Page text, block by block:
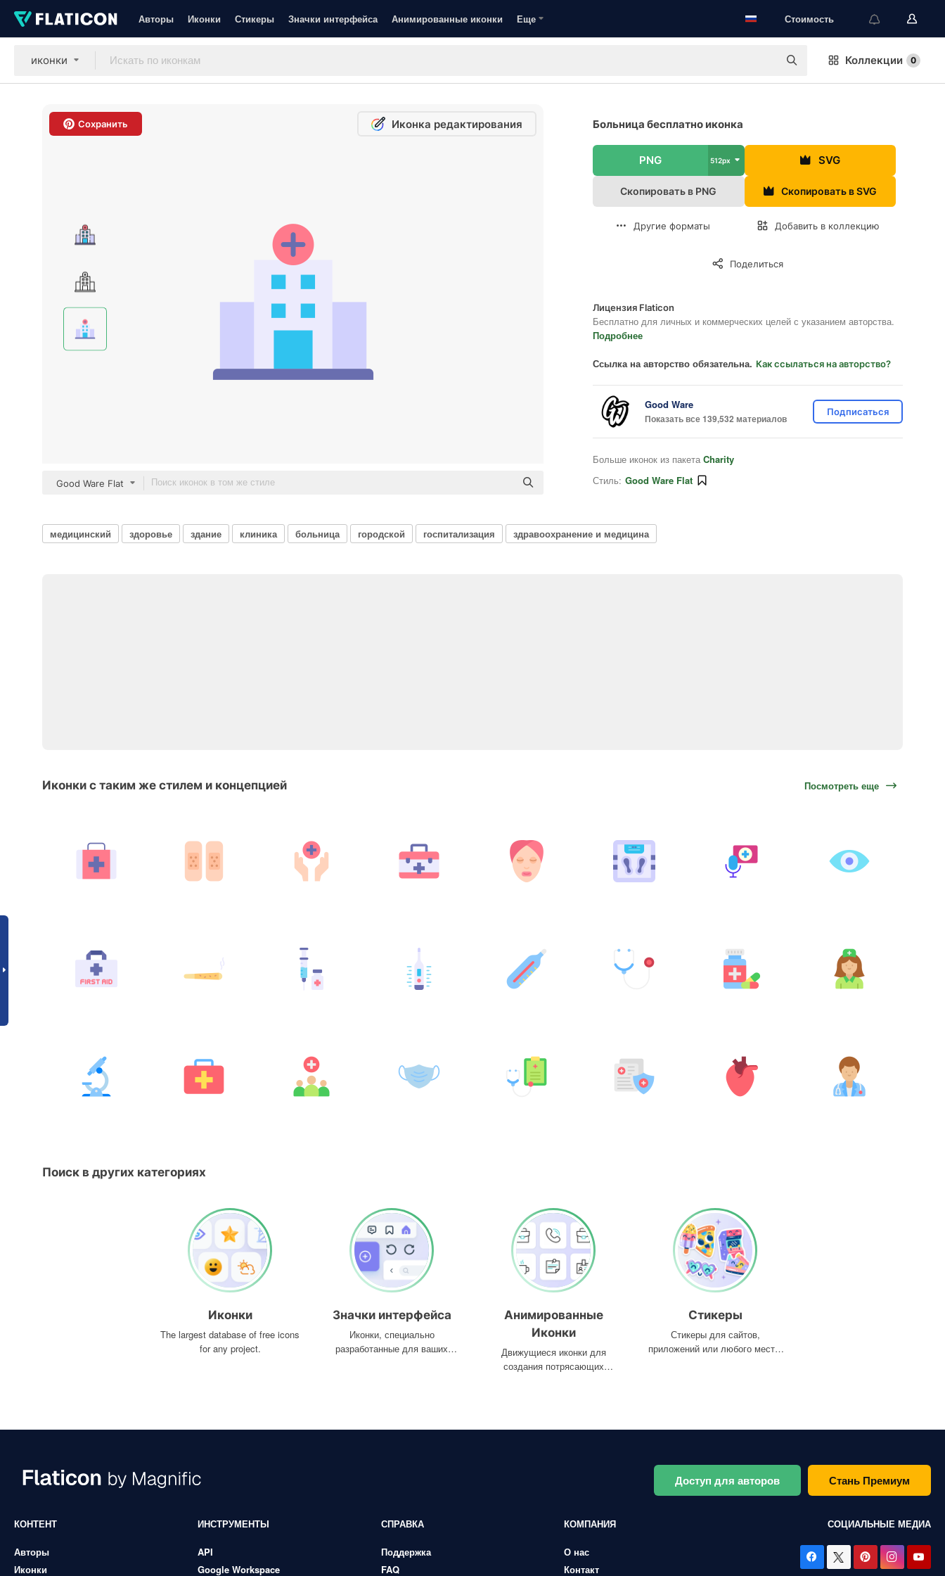
Авторы Иконки Стикеры Значки интерфейса Анимированные иконки Еще Стоимость
иконки Коллекции 0
Сохранить Иконка редактирования
Good Ware Flat
Больница бесплатно иконка
PNG 512px SVG
Скопировать в PNG Скопировать в SVG
Другие форматы Добавить в коллекцию
Поделиться
Лицензия Flaticon
Бесплатно для личных и коммерческих целей с указанием авторства.
Подробнее
Ссылка на авторство обязательна. Как ссылаться на авторство?
Good Ware
Показать все 139,532 материалов
Подписаться
Больше иконок из пакета Charity
Стиль: Good Ware Flat
медицинский здоровье здание клиника больница городской госпитализация здравоохранение и медицина
Иконки с таким же стилем и концепцией Посмотреть еще
Поиск в других категориях
Иконки
The largest database of free icons
for any project.
Значки интерфейса
Иконки, специально
разработанные для ваших
Анимированные
Иконки
Движущиеся иконки для
создания потрясающих
Стикеры
Стикеры для сайтов,
приложений или любого места,
Доступ для авторов Стань Премиум
КОНТЕНТ
Авторы
Иконки
ИНСТРУМЕНТЫ
API
Google Workspace
СПРАВКА
Поддержка
FAQ
КОМПАНИЯ
О нас
Контакт
СОЦИАЛЬНЫЕ МЕДИА